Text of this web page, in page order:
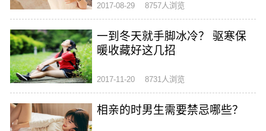
2017-08-29 8757人浏览
一到冬天就手脚冰冷？ 驱寒保
暖收藏好这几招
2017-11-20 8731人浏览
相亲的时男生需要禁忌哪些？